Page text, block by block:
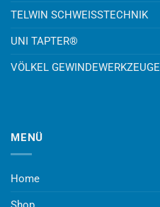
TELWIN SCHWEISSTECHNIK
UNI TAPTER®
VÖLKEL GEWINDEWERKZEUGE
MENÜ
Home